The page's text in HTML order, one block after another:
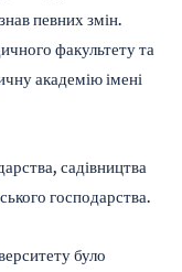
певних змін.
факультету та
академію імені
садівництва
господарства.
було